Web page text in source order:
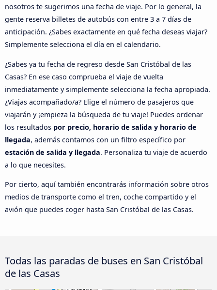
nosotros te sugerimos una fecha de viaje. Por lo general, la
gente reserva billetes de autobús con entre 3 a 7 días de
anticipación. ¿Sabes exactamente en qué fecha deseas viajar?
Simplemente selecciona el día en el calendario.
¿Sabes ya tu fecha de regreso desde San Cristóbal de las
Casas? En ese caso comprueba el viaje de vuelta
inmediatamente y simplemente selecciona la fecha apropiada.
¿Viajas acompañado/a? Elige el número de pasajeros que
viajarán y ¡empieza la búsqueda de tu viaje! Puedes ordenar
los resultados por precio, horario de salida y horario de
llegada, además contamos con un filtro específico por
estación de salida y llegada. Personaliza tu viaje de acuerdo
a lo que necesites.
Por cierto, aquí también encontrarás información sobre otros
medios de transporte como el tren, coche compartido y el
avión que puedes coger hasta San Cristóbal de las Casas.
Todas las paradas de buses en San Cristóbal
de las Casas